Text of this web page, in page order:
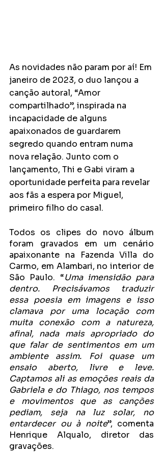
As novidades não param por aí! Em
janeiro de 2023, o duo lançou a
canção autoral, “Amor
compartilhado”, inspirada na
incapacidade de alguns
apaixonados de guardarem
segredo quando entram numa
nova relação. Junto com o
lançamento, Thi e Gabi viram a
oportunidade perfeita para revelar
aos fãs a espera por Miguel,
primeiro filho do casal.
Todos os clipes do novo álbum
foram gravados em um cenário
apaixonante na Fazenda Villa do
Carmo, em Alambari, no interior de
São Paulo. “Uma imensidão para
dentro. Precisávamos traduzir
essa poesia em imagens e isso
clamava por uma locação com
muita conexão com a natureza,
afinal, nada mais apropriado do
que falar de sentimentos em um
ambiente assim. Foi quase um
ensaio aberto, livre e leve.
Captamos ali as emoções reais da
Gabriela e do Thiago, nos tempos
e movimentos que as canções
pediam, seja na luz solar, no
entardecer ou à noite”, comenta
Henrique Alqualo, diretor das
gravações.